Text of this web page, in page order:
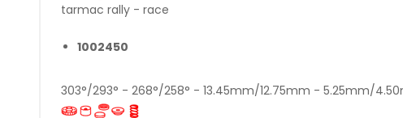
tarmac rally - race
1002450
303°/293° - 268°/258° - 13.45mm/12.75mm - 5.25mm/